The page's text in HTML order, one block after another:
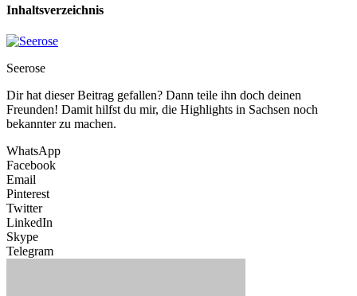
Inhaltsverzeichnis
Seerose
Dir hat dieser Beitrag gefallen? Dann teile ihn doch deinen
Freunden! Damit hilfst du mir, die Highlights in Sachsen noch
bekannter zu machen.
WhatsApp
Facebook
Email
Pinterest
Twitter
LinkedIn
Skype
Telegram